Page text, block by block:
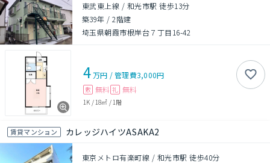
東武東上線 / 和光市駅 徒歩13分
築39年 /2階建
埼玉県朝霞市根岸台７丁目16-42
4万円 /管理費3,000円
敷 無料 礼 無料
1K / 18㎡ / 1階
賃貸マンション カレッジハイツASAKA2
東京メトロ有楽町線 / 和光市駅 徒歩40分